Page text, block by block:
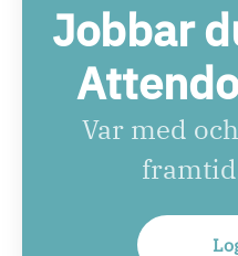
Jobbar
Var med